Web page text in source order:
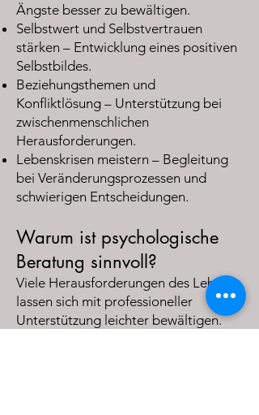
Ängste besser zu bewältigen.
Selbstwert und Selbstvertrauen
stärken – Entwicklung eines positiven
Selbstbildes.
Beziehungsthemen und
Konfliktlösung – Unterstützung bei
zwischenmenschlichen
Herausforderungen.
Lebenskrisen meistern – Begleitung
bei Veränderungsprozessen und
schwierigen Entscheidungen.
Warum ist psychologische
Beratung sinnvoll?
Viele Herausforderungen des Lebens
lassen sich mit professioneller
Unterstützung leichter bewältigen.